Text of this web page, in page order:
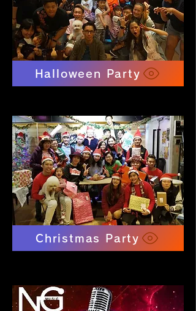
Halloween Party
Christmas Party